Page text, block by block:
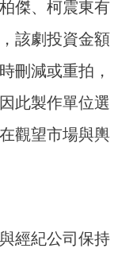
傑、柯震東有
該劇投資金額
刪減或重拍，
此製作單位選
觀望市場與輿
經紀公司保持